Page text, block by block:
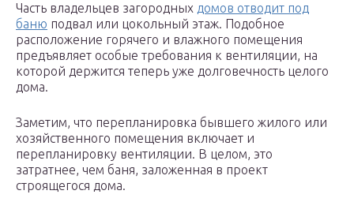
Часть владельцев загородных домов отводит под
баню подвал или цокольный этаж. Подобное
расположение горячего и влажного помещения
предъявляет особые требования к вентиляции, на
которой держится теперь уже долговечность целого
дома.
Заметим, что перепланировка бывшего жилого или
хозяйственного помещения включает и
перепланировку вентиляции. В целом, это
затратнее, чем баня, заложенная в проект
строящегося дома.